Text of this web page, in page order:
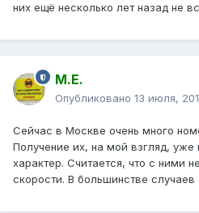
них ещё несколько лет назад не
М.Е.
Опубликовано 13 июля,
Сейчас в Москве очень много
Получение их, на мой взгляд,
характер. Считается, что с ними
скорости. В большинстве